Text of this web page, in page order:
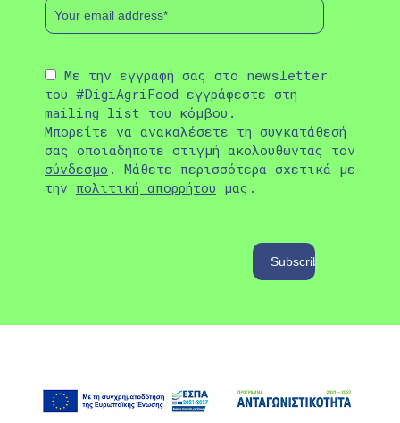
Με την εγγραφή σας στο newsletter
του #DigiAgriFood εγγράφεστε στη
mailing list του κόμβου.
Μπορείτε να ανακαλέσετε τη συγκατάθεσή
σας οποιαδήποτε στιγμή ακολουθώντας τον
σύνδεσμο . Μάθετε περισσότερα σχετικά με
την πολιτική απορρήτου μας.